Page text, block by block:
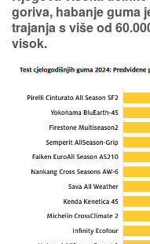
goriva, habanje guma
trajanja s više od
visok.